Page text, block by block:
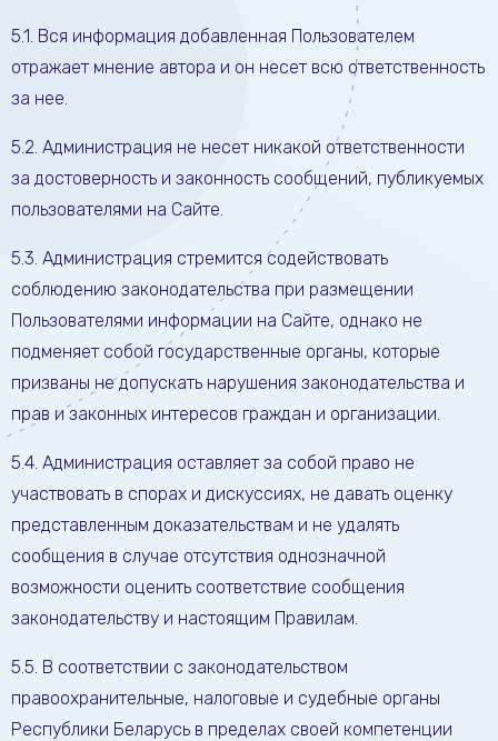
5.1. Вся информация добавленная Пользователем
отражает мнение автора и он несет всю ответственность
за нее.
5.2. Администрация не несет никакой ответственности
за достоверность и законность сообщений, публикуемых
пользователями на Сайте.
5.3. Администрация стремится содействовать
соблюдению законодательства при размещении
Пользователями информации на Сайте, однако не
подменяет собой государственные органы, которые
призваны не допускать нарушения законодательства и
прав и законных интересов граждан и организации.
5.4. Администрация оставляет за собой право не
участвовать в спорах и дискуссиях, не давать оценку
представленным доказательствам и не удалять
сообщения в случае отсутствия однозначной
возможности оценить соответствие сообщения
законодательству и настоящим Правилам.
5.5. В соответствии с законодательством
правоохранительные, налоговые и судебные органы
Республики Беларусь в пределах своей компетенции